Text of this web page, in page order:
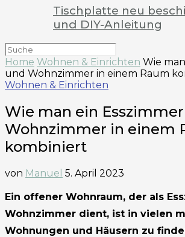
Tischplatte neu
und DIY-Anleitung
Home Wohnen & Einrichten Wie
und Wohnzimmer in einem Raum
Wohnen & Einrichten
Wie man ein
Wohnzimmer in einem
kombiniert
von Manuel 5. April 2023
Ein offener Wohnraum, der als
Wohnzimmer dient, ist in vielen
Wohnungen und Häusern zu